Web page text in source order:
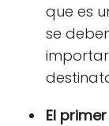
que es
se
El